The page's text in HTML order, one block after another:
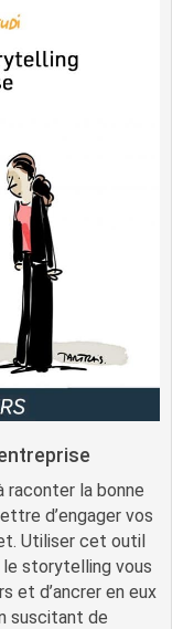
raconter la bonne
d’engager vos
Utiliser cet outil
le storytelling vous
et d’ancrer en eux
suscitant de